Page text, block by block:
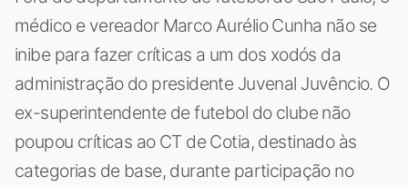
médico e vereador Marco Aurélio Cunha não se
inibe para fazer críticas a um dos xodós da
administração do presidente Juvenal Juvêncio. O
ex-superintendente de futebol do clube não
poupou críticas ao CT de Cotia, destinado às
categorias de base, durante participação no